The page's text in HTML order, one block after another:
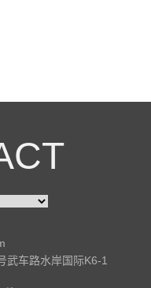
武车路水岸国际K6-1